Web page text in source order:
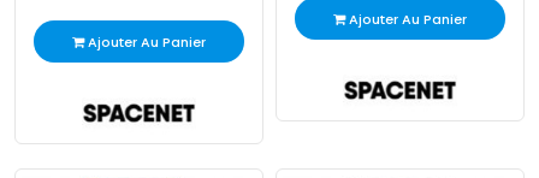
Ajouter Au Panier
Ajouter Au Panier